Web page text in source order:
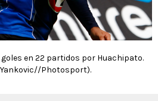
en 22 partidos por Huachipato.
Photosport).